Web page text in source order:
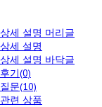
상세 설명 머리글
상세 설명
상세 설명 바닥글
후기(0)
질문(10)
관련 상품